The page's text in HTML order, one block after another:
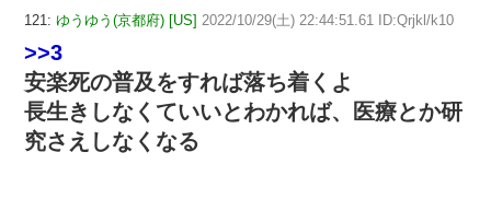
121: ゆうゆう(京都府) [US] 2022/10/29(土) 22:44:51.61 ID:Qrjkl/k10
>>3
安楽死の普及をすれば落ち着くよ
長生きしなくていいとわかれば、医療とか研
究さえしなくなる